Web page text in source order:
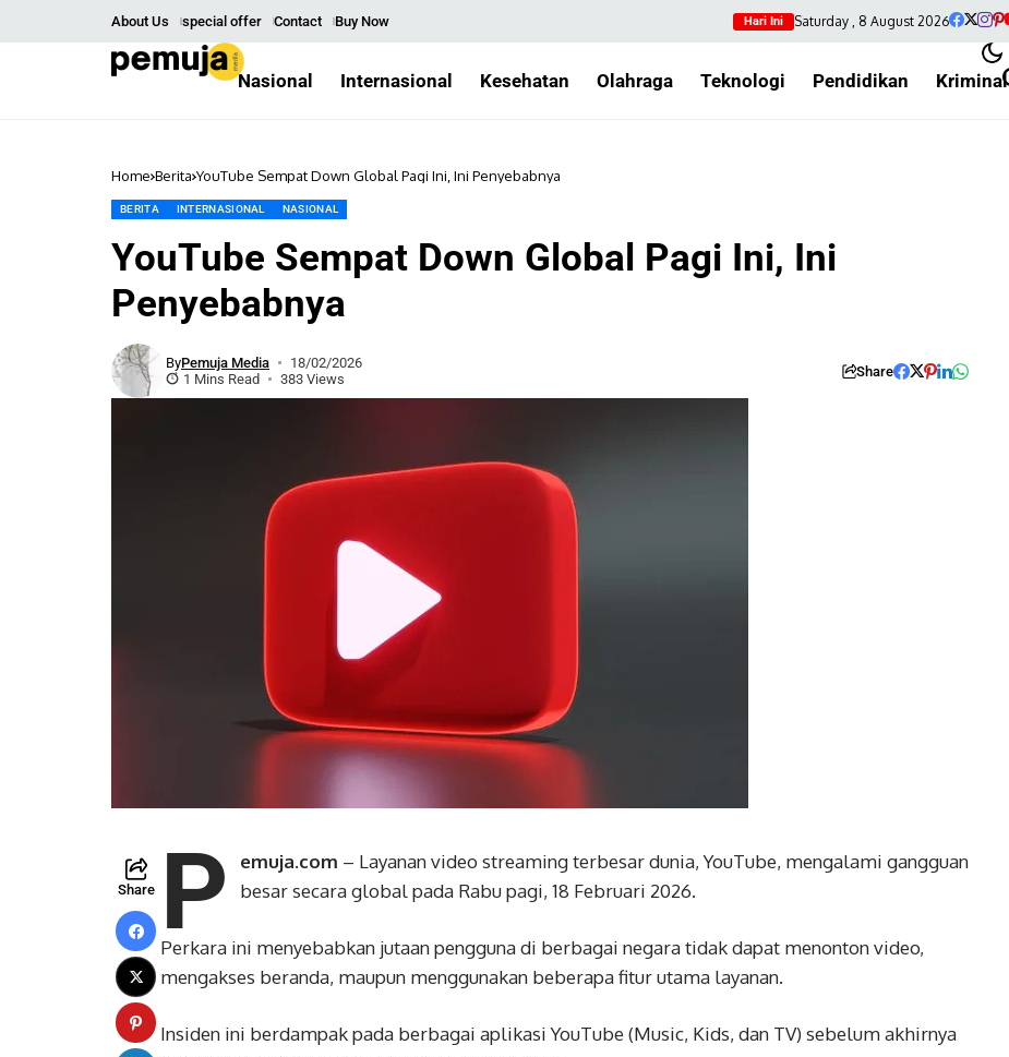
About Us special offer Contact Buy Now Hari Ini Saturday , 8 August 2026
Nasional Internasional Kesehatan Olahraga Teknologi Pendidikan Kriminal
Home Berita YouTube Sempat Down Global Pagi Ini, Ini Penyebabnya
BERITA INTERNASIONAL NASIONAL
YouTube Sempat Down Global Pagi Ini, Ini
Penyebabnya
ByPemuja Media
18/02/2026
1 Mins Read
383 Views Share
Share P emuja.com – Layanan video streaming terbesar dunia, YouTube, mengalami gangguan
besar secara global pada Rabu pagi, 18 Februari 2026.
Perkara ini menyebabkan jutaan pengguna di berbagai negara tidak dapat menonton video,
mengakses beranda, maupun menggunakan beberapa fitur utama layanan.
Insiden ini berdampak pada berbagai aplikasi YouTube (Music, Kids, dan TV) sebelum akhirnya